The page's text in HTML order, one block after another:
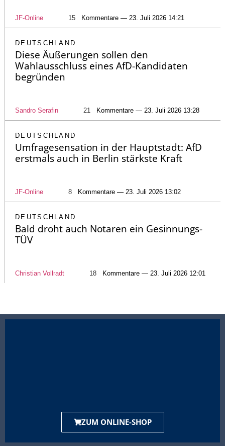
JF-Online 15 Kommentare — 23. Juli 2026 14:21
DEUTSCHLAND
Diese Äußerungen sollen den
Wahlausschluss eines AfD-Kandidaten
begründen
Sandro Serafin 21 Kommentare — 23. Juli 2026 13:28
DEUTSCHLAND
Umfragesensation in der Hauptstadt: AfD
erstmals auch in Berlin stärkste Kraft
JF-Online 8 Kommentare — 23. Juli 2026 13:02
DEUTSCHLAND
Bald droht auch Notaren ein Gesinnungs-
TÜV
Christian Vollradt 18 Kommentare — 23. Juli 2026 12:01
ZUM ONLINE-SHOP